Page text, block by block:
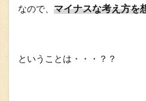
なので、 マイナスな考え方を
ということは・・・？？